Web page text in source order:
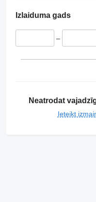
Izlaiduma gads
–
Neatrodat
Ieteikt